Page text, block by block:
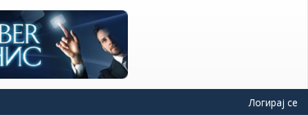
Логирај се